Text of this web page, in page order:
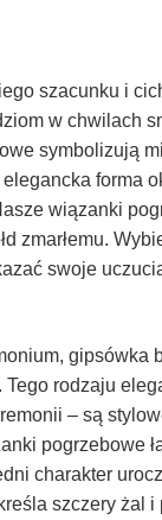
szacunku i
w chwilach
symbolizują
forma
wiązanki
zmarłemu.
swoje
gipsówka
rodzaju
– są
pogrzebowe
charakter
szczery żal i